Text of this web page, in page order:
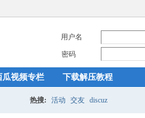
用户名
密码
瓜视频专栏 下载解压教程
热搜: 活动 交友 discuz